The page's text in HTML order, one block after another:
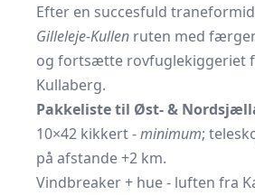
Efter en succesfuld
Gilleleje-Kullen ruten med
og fortsætte rovfuglekiggeriet
Kullaberg.
Pakkeliste til Øst- &
10×42 kikkert -minimum;
på afstande +2 km.
Vindbreaker + hue - luften fra